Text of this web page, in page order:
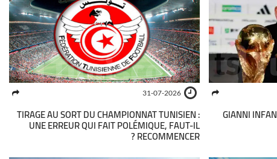
GIANNI
31-07-2026
TIRAGE AU SORT DU CHAMPIONNAT TUNISIEN :
UNE ERREUR QUI FAIT POLÉMIQUE, FAUT-IL
RECOMMENCER ?